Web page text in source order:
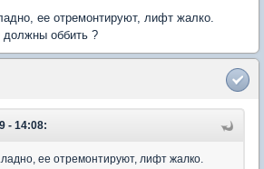
ее отремонтируют, лифт жалко.
оббить ?
- 14:08:
ее отремонтируют, лифт жалко.